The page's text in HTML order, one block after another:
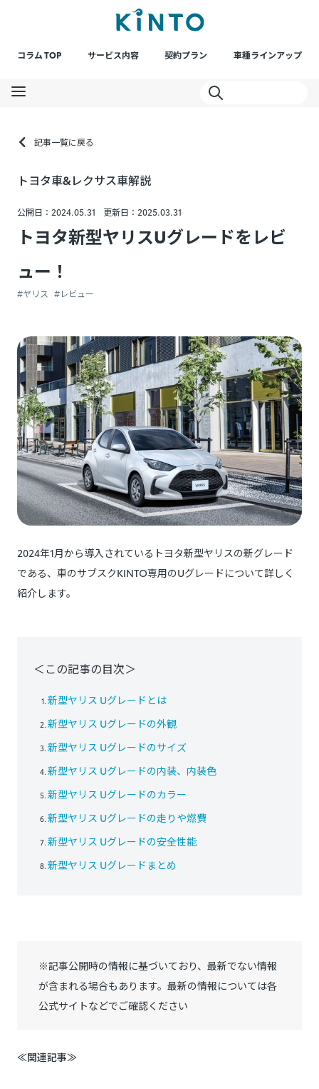
コラム TOP サービス内容 契約プラン 車種ラインアップ
記事一覧に戻る
トヨタ車&レクサス車解説
公開日：2024.05.31 更新日：2025.03.31
トヨタ新型ヤリスUグレードをレビ
ュー！
#ヤリス #レビュー
2024年1月から導入されているトヨタ新型ヤリスの新グレード
である、車のサブスクKINTO専用のUグレードについて詳しく
紹介します。
＜この記事の目次＞
新型ヤリス Uグレードとは
新型ヤリス Uグレードの外観
新型ヤリス Uグレードのサイズ
新型ヤリス Uグレードの内装、内装色
新型ヤリス Uグレードのカラー
新型ヤリス Uグレードの走りや燃費
新型ヤリス Uグレードの安全性能
新型ヤリス Uグレードまとめ
※記事公開時の情報に基づいており、最新でない情報
が含まれる場合もあります。最新の情報については各
公式サイトなどでご確認ください
≪関連記事≫